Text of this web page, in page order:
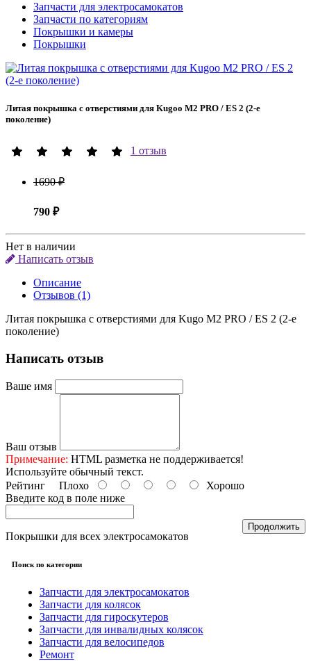
Запчасти для электросамокатов
Запчасти по категориям
Покрышки и камеры
Покрышки
Литая покрышка с отверстиями для Kugoo M2 PRO / ES 2 (2-е
поколение)
1 отзыв
1690 ₽
790 ₽
Нет в наличии
Написать отзыв
Описание
Отзывов (1)
Литая покрышка с отверстиями для Kugo M2 PRO / ES 2 (2-е
поколение)
Написать отзыв
Ваше имя
Ваш отзыв
Примечание: HTML разметка не поддерживается!
Используйте обычный текст.
Рейтинг Плохо
Хорошо
Введите код в поле ниже
Продолжить
Покрышки для всех электросамокатов
Поиск по категории
Запчасти для электросамокатов
Запчасти для колясок
Запчасти для гироскутеров
Запчасти для инвалидных колясок
Запчасти для велосипедов
Ремонт